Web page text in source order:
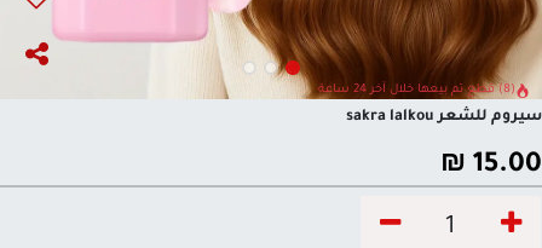
(8) قطع تم بيعها خلال آخر 24 ساعة
سيروم للشعر sakra lalkou
15.00
₪